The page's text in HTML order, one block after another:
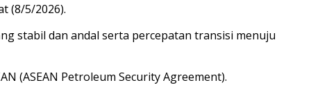
(8/5/2026).
stabil dan andal serta percepatan transisi menuju
(ASEAN Petroleum Security Agreement).